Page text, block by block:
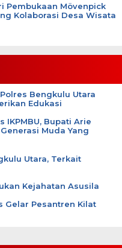
Pembukaan Mövenpick
Kolaborasi Desa Wisata
Bengkulu Utara
Edukasi
IKPMBU, Bupati Arie
Muda Yang
Utara, Terkait
Kejahatan Asusila
Gelar Pesantren Kilat